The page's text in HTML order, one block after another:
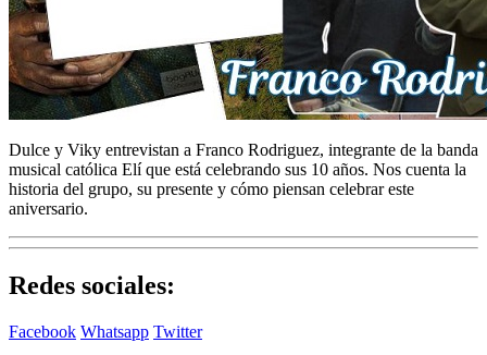
Dulce y Viky entrevistan a Franco Rodriguez, integrante de la banda
musical católica Elí que está celebrando sus 10 años. Nos cuenta la
historia del grupo, su presente y cómo piensan celebrar este
aniversario.
Redes sociales:
Facebook Whatsapp Twitter